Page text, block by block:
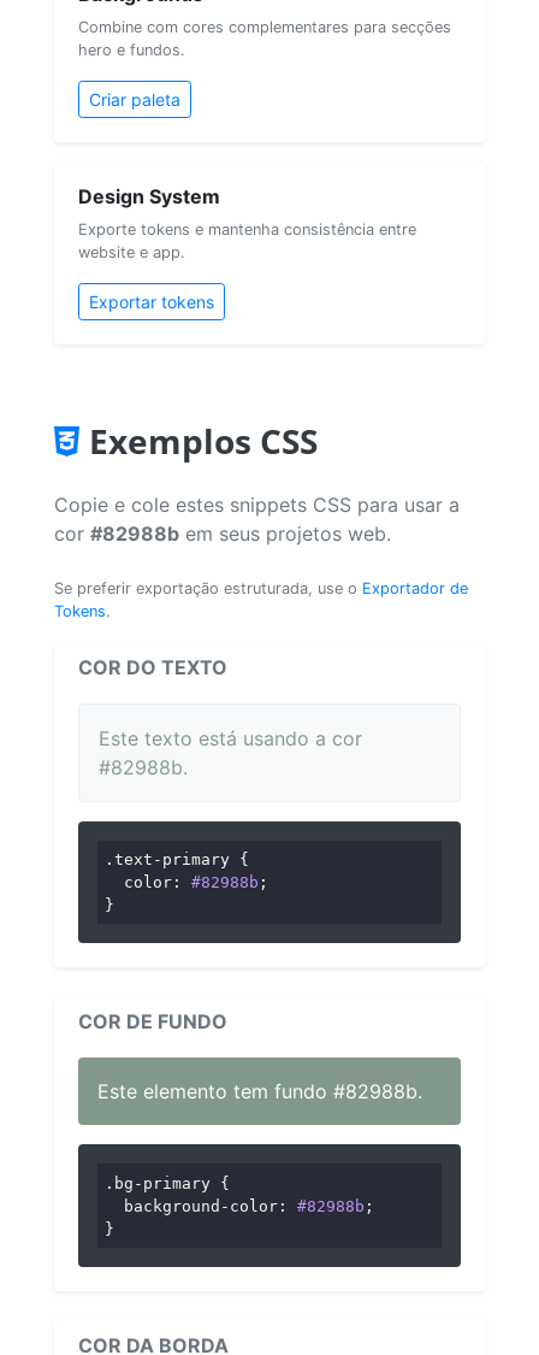
Combine com cores complementares para secções
hero e fundos.
Criar paleta
Design System
Exporte tokens e mantenha consistência entre
website e app.
Exportar tokens
Exemplos CSS
Copie e cole estes snippets CSS para usar a
cor #82988b em seus projetos web.
Se preferir exportação estruturada, use o Exportador de
Tokens.
COR DO TEXTO
Este texto está usando a cor
#82988b.
.text-primary {
color : #82988b ;
}
COR DE FUNDO
Este elemento tem fundo #82988b.
.bg-primary {
background-color : #82988b ;
}
COR DA BORDA